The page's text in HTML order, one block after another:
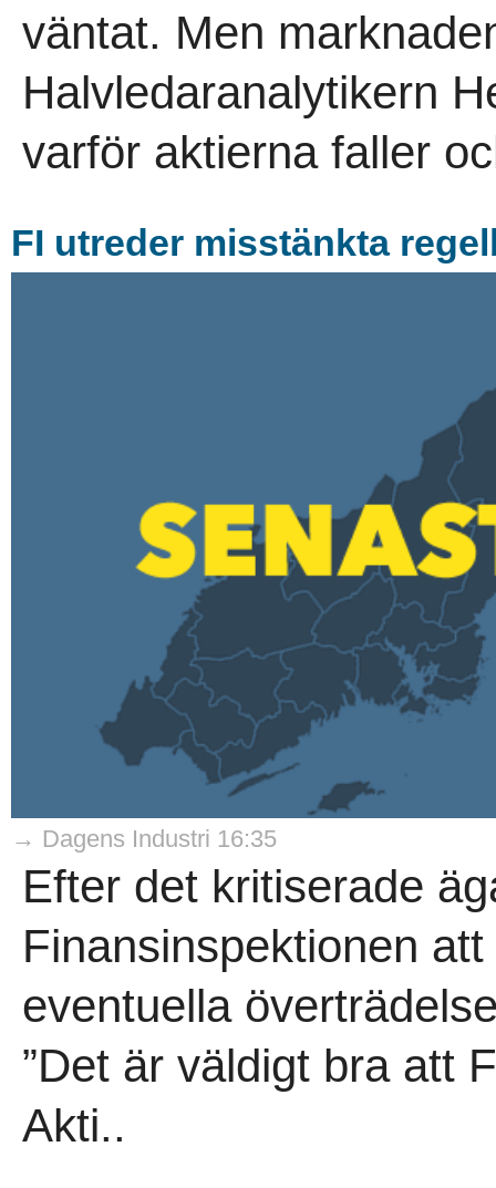
väntat. Men
Halvledaranalytikern
varför aktierna faller
FI utreder misstänkta
→ Dagens Industri 16:35
Efter det kritiserade
Finansinspektionen
eventuella
”Det är väldigt bra att
Akti..